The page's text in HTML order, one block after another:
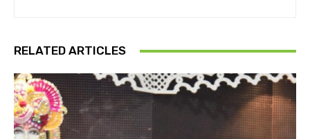
RELATED ARTICLES